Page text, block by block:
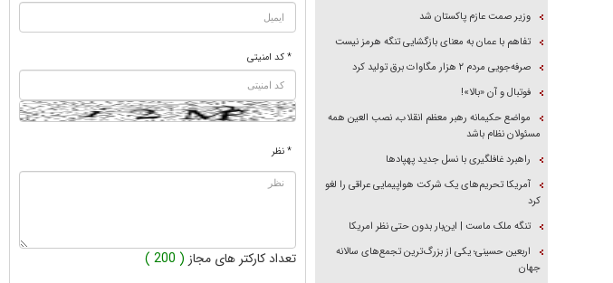
* کد امنیتی
* نظر
تعداد کارکتر های مجاز ( 200 )
وزیر صمت عازم پاکستان شد
تفاهم با عمان به معنای بازگشایی تنگه هرمز نیست
صرفه‌جویی مردم ۲ هزار مگاوات برق تولید کرد
فوتبال و آن «بالا»!
مواضع حکیمانه رهبر معظم انقلاب، نصب العین همه
مسئولان نظام باشد
راهبرد غافلگیری با نسل جدید پهپاد‌ها
آمریکا تحریم‌های یک شرکت هواپیمایی عراقی را لغو
کرد
تنگه ملک ماست | این‌بار بدون حتی نظر امریکا
اربعین حسینی؛ یکی از بزرگ‌ترین تجمع‌های سالانه
جهان